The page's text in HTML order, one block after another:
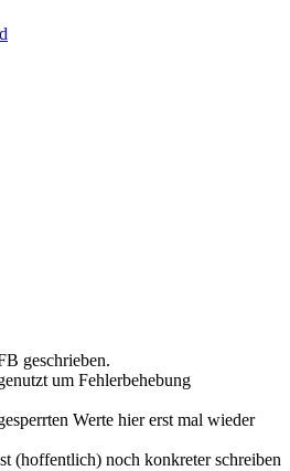
geschrieben.
um Fehlerbehebung
Werte hier erst mal wieder
(hoffentlich) noch konkreter schreiben